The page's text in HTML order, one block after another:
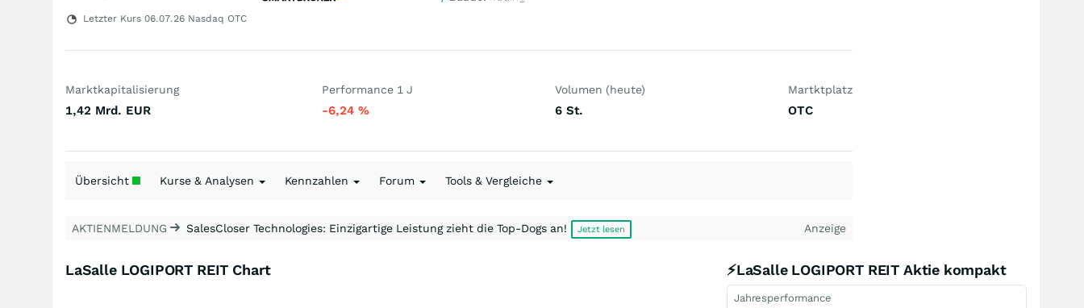
Letzter Kurs 06.07.26 Nasdaq OTC
Marktkapitalisierung
1,42 Mrd. EUR
Performance 1 J
-6,24 %
Volumen (heute)
6 St.
Martktplatz
OTC
Übersicht Kurse & Analysen Kennzahlen Forum Tools & Vergleiche
AKTIENMELDUNG SalesCloser Technologies: Einzigartige Leistung zieht die Top-Dogs an! Jetzt lesen Anzeige
LaSalle LOGIPORT REIT Chart ⚡LaSalle LOGIPORT REIT Aktie kompakt
Jahresperformance